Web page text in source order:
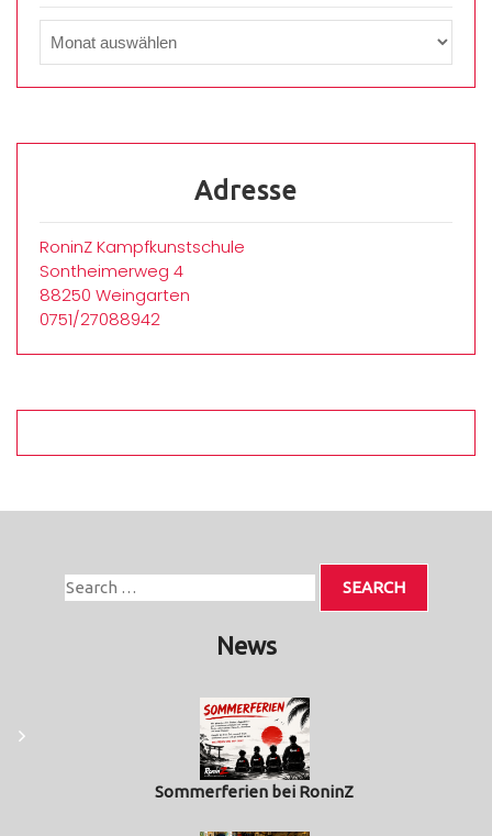
Adresse
RoninZ Kampfkunstschule
Sontheimerweg 4
88250 Weingarten
0751/27088942
News
Sommerferien bei RoninZ